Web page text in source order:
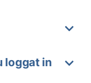
loggat in